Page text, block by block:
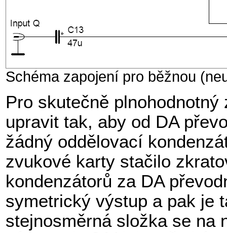
Schéma zapojení pro běžnou
Pro skutečně
upravit tak, aby od DA
žádný oddělovací
zvukové karty stačilo
kondenzátorů za DA
symetrický výstup a pak je
stejnosměrná složka se na